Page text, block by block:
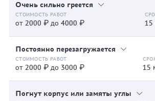
Очень сильно греется
от 2000 ₽ до 4000 ₽ 15
Постоянно перезагружается
от 2000 ₽ до 3000 ₽ 15
Погнут корпус или замяты углы